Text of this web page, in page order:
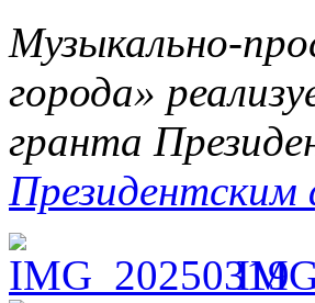
Музыкально-
города»
гранта
Президентским